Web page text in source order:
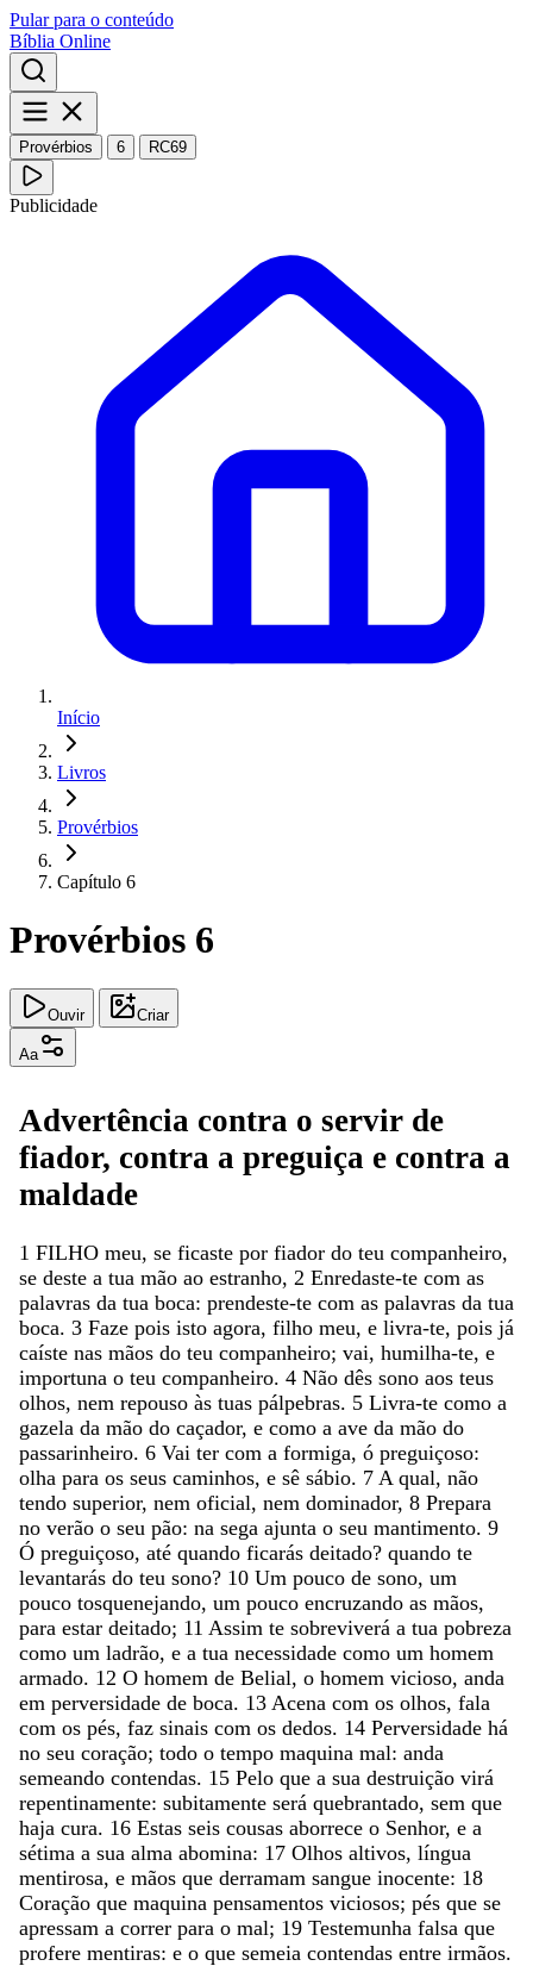
Pular para o conteúdo
Bíblia Online
Provérbios 6 RC69
Publicidade
Início
Livros
Provérbios
Capítulo 6
Provérbios 6
Ouvir Criar
Aa
Advertência contra o servir de
fiador, contra a preguiça e contra a
maldade
1 FILHO meu, se ficaste por fiador do teu companheiro,
se deste a tua mão ao estranho, 2 Enredaste-te com as
palavras da tua boca: prendeste-te com as palavras da tua
boca. 3 Faze pois isto agora, filho meu, e livra-te, pois já
caíste nas mãos do teu companheiro; vai, humilha-te, e
importuna o teu companheiro. 4 Não dês sono aos teus
olhos, nem repouso às tuas pálpebras. 5 Livra-te como a
gazela da mão do caçador, e como a ave da mão do
passarinheiro. 6 Vai ter com a formiga, ó preguiçoso:
olha para os seus caminhos, e sê sábio. 7 A qual, não
tendo superior, nem oficial, nem dominador, 8 Prepara
no verão o seu pão: na sega ajunta o seu mantimento. 9
Ó preguiçoso, até quando ficarás deitado? quando te
levantarás do teu sono? 10 Um pouco de sono, um
pouco tosquenejando, um pouco encruzando as mãos,
para estar deitado; 11 Assim te sobreviverá a tua pobreza
como um ladrão, e a tua necessidade como um homem
armado. 12 O homem de Belial, o homem vicioso, anda
em perversidade de boca. 13 Acena com os olhos, fala
com os pés, faz sinais com os dedos. 14 Perversidade há
no seu coração; todo o tempo maquina mal: anda
semeando contendas. 15 Pelo que a sua destruição virá
repentinamente: subitamente será quebrantado, sem que
haja cura. 16 Estas seis cousas aborrece o Senhor, e a
sétima a sua alma abomina: 17 Olhos altivos, língua
mentirosa, e mãos que derramam sangue inocente: 18
Coração que maquina pensamentos viciosos; pés que se
apressam a correr para o mal; 19 Testemunha falsa que
profere mentiras: e o que semeia contendas entre irmãos.